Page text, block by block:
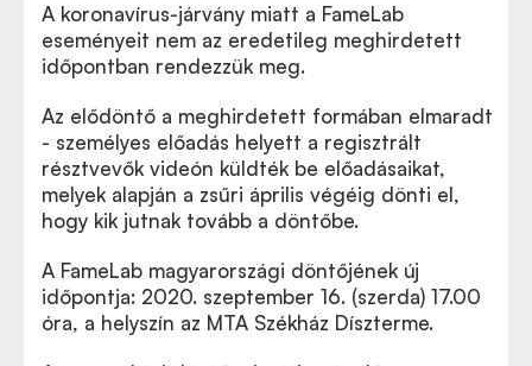
A koronavírus-járvány miatt a FameLab
eseményeit nem az eredetileg meghirdetett
időpontban rendezzük meg.
New dates for FameLab 2020
Az elődöntő a meghirdetett formában elmaradt
- személyes előadás helyett a regisztrált
résztvevők videón küldték be előadásaikat,
melyek alapján a zsűri április végéig dönti el,
hogy kik jutnak tovább a döntőbe.
A FameLab magyarországi döntőjének új
időpontja: 2020. szeptember 16. (szerda) 17.00
óra, a helyszín az MTA Székház Díszterme.